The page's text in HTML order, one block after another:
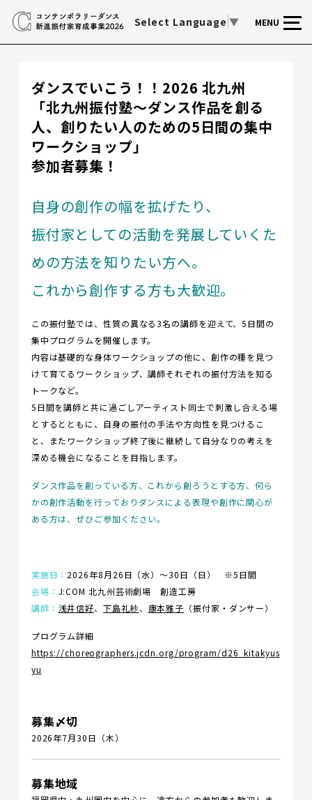
Select Language ▼ MENU
ダンスでいこう！！2026 北九州
「北九州振付塾～ダンス作品を創る
人、創りたい人のための5日間の集中
ワークショップ」
参加者募集！
自身の創作の幅を拡げたり、
振付家としての活動を発展していくた
めの方法を知りたい方へ。
これから創作する方も大歓迎。
この振付塾では、性質の異なる3名の講師を迎えて、5日間の
集中プログラムを開催します。
内容は基礎的な身体ワークショップの他に、創作の種を見つ
けて育てるワークショップ、講師それぞれの振付方法を知る
トークなど。
5日間を講師と共に過ごしアーティスト同士で刺激し合える場
とするとともに、自身の振付の手法や方向性を見つけるこ
と、またワークショップ終了後に継続して自分なりの考えを
深める機会になることを目指します。
ダンス作品を創っている方、これから創ろうとする方、何ら
かの創作活動を行っておりダンスによる表現や創作に関心が
ある方は、ぜひご参加ください。
実施日： 2026年8月26日（水）～30日（日） ※5日間
会場： J:COM 北九州芸術劇場 創造工房
講師： 浅井信好、下島礼紗、 康本雅子 （振付家・ダンサー）
プログラム詳細
https://choreographers.jcdn.org/program/d26_kitakyus
yu
募集〆切
2026年7月30日（木）
募集地域